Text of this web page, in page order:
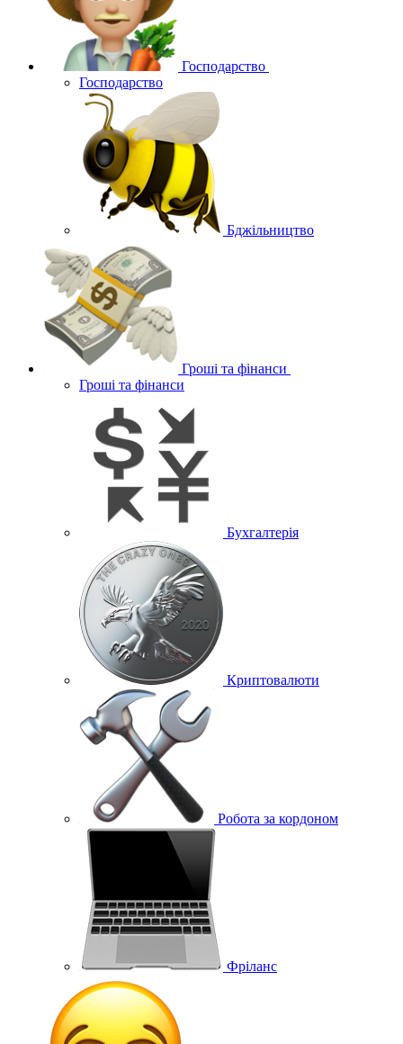
Господарство
Господарство
Бджільництво
Гроші та фінанси
Гроші та фінанси
Бухгалтерія
Криптовалюти
Робота за кордоном
Фріланс